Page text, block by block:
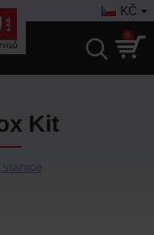
KČ
0
Kit